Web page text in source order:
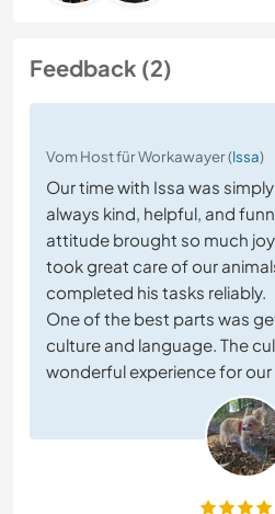
Feedback (2)
Vom Host für Workawayer (Issa)
Our time with Issa was
always kind, helpful, and
attitude brought so much
took great care of our
completed his tasks reliably.
One of the best parts was
culture and language. The
wonderful experience for our